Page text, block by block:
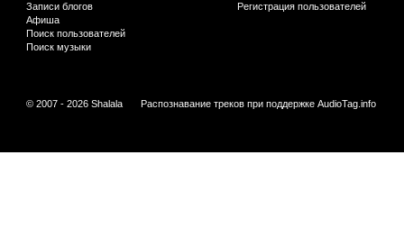
Записи блогов
Афиша
Поиск пользователей
Поиск музыки
Регистрация пользователей
© 2007 - 2026 Shalala Распознавание треков при поддержке AudioTag.info